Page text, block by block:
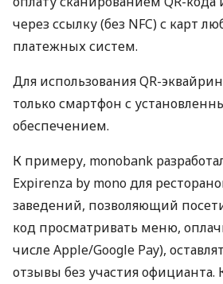
через ссылку (без NFC) с карт
платежных систем.
Для использования QR-
только смартфон с
обеспечением.
К примеру, monobank
Expirenza by mono для
заведений, позволяющий
код просматривать меню,
числе Apple/Google Pay),
отзывы без участия